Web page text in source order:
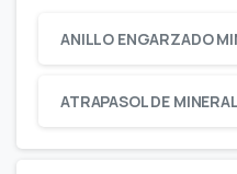
ANILLO ENGARZADO
ATRAPASOL DE MINERAL